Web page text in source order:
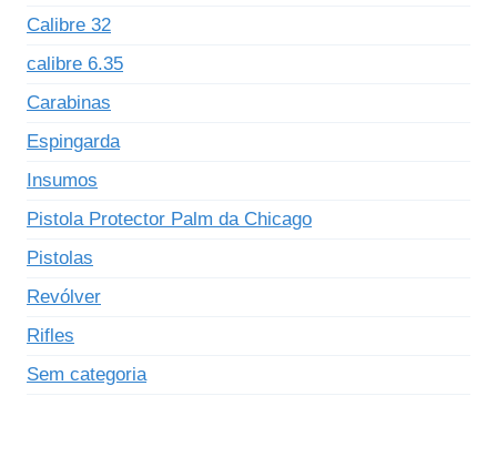
Calibre 32
calibre 6.35
Carabinas
Espingarda
Insumos
Pistola Protector Palm da Chicago
Pistolas
Revólver
Rifles
Sem categoria